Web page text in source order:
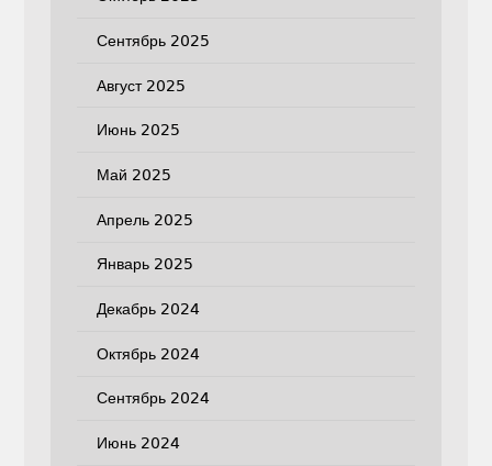
Сентябрь 2025
Август 2025
Июнь 2025
Май 2025
Апрель 2025
Январь 2025
Декабрь 2024
Октябрь 2024
Сентябрь 2024
Июнь 2024